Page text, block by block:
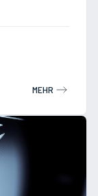
MEHR